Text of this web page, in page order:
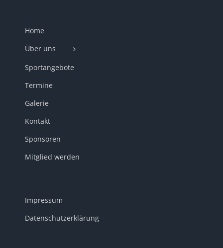
Home
Über uns
Sportangebote
Termine
Galerie
Kontakt
Sponsoren
Mitglied werden
Impressum
Datenschutzerklärung